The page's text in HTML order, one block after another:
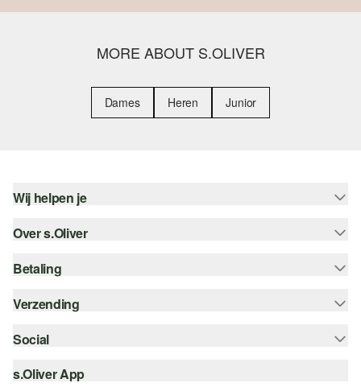
MORE ABOUT S.OLIVER
Dames Heren Junior
Wij helpen je
Help - FAQ
Top categorieën
Over s.Oliver
Nieuwsbrief
Verlanglijstje
Betaling
Koop op rekening
Verzending
Track & Trace
Post NL
Social
instagram
s.Oliver App